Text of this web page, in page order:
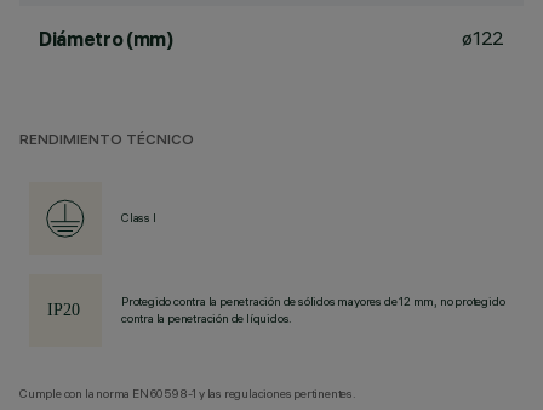
Diámetro (mm) ø122
RENDIMIENTO TÉCNICO
Class I
Protegido contra la penetración de sólidos mayores de 12 mm, no protegido
contra la penetración de líquidos.
Cumple con la norma EN60598-1 y las regulaciones pertinentes.